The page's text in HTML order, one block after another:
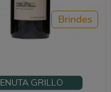
GRILLO
Brindes